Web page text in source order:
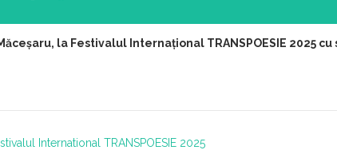
la Festivalul Internațional TRANSPOESIE 2025
International TRANSPOESIE 2025